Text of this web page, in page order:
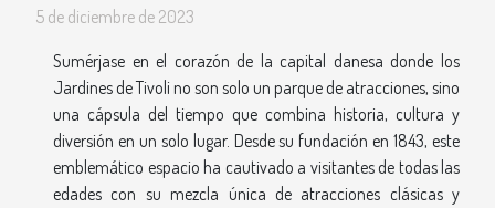
5 de diciembre de 2023
Sumérjase en el corazón de la capital danesa donde los
Jardines de Tivoli no son solo un parque de atracciones, sino
una cápsula del tiempo que combina historia, cultura y
diversión en un solo lugar. Desde su fundación en 1843, este
emblemático espacio ha cautivado a visitantes de todas las
edades con su mezcla única de atracciones clásicas y